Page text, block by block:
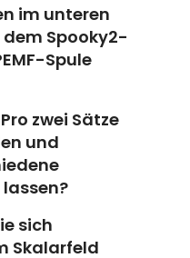
im unteren
Spooky2-
Spule
zwei Sätze
und
sich
Skalarfeld